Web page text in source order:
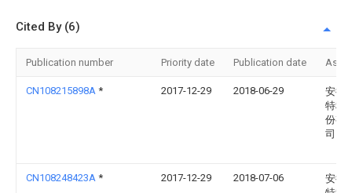
Cited By (6)
Publication number Priority date Publication date
CN108215898A * 2017-12-29 2018-06-29
安徽
特科
份有
司
CN108248423A * 2017-12-29 2018-07-06
安徽